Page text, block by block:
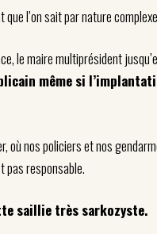
l’on sait par nature
le maire multiprésident
même si
nos policiers et nos
pas responsable.
saillie très sarkozyste.